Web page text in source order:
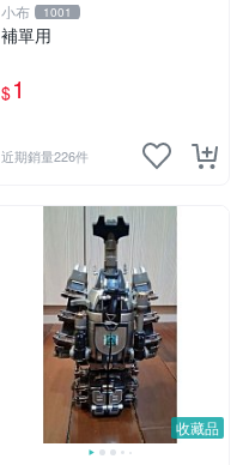
小布 1001
補單用
$1
近期銷量226件
收藏品